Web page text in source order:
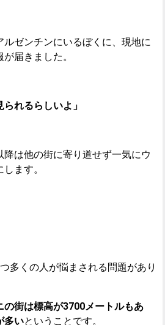
ゼンチンにいるぼくに、現地に
届きました。
られるらしいよ」
降は他の街に寄り道せず一気にウ
ます。
多くの人が悩まされる問題があり
の街は標高が3700メートルもあ
多いということです。